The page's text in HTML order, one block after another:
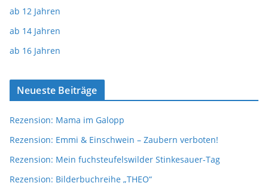
ab 12 Jahren
ab 14 Jahren
ab 16 Jahren
Neueste Beiträge
Rezension: Mama im Galopp
Rezension: Emmi & Einschwein – Zaubern verboten!
Rezension: Mein fuchsteufelswilder Stinkesauer-Tag
Rezension: Bilderbuchreihe „THEO“